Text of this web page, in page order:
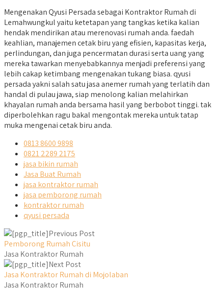
Mengenakan Qyusi Persada sebagai Kontraktor Rumah di
Lemahwungkul yaitu ketetapan yang tangkas ketika kalian
hendak mendirikan atau merenovasi rumah anda. faedah
keahlian, manajemen cetak biru yang efisien, kapasitas kerja,
perlindungan, dan juga pencermatan durasi serta uang yang
mereka tawarkan menyebabkannya menjadi preferensi yang
lebih cakap ketimbang mengenakan tukang biasa. qyusi
persada yakni salah satu jasa anemer rumah yang terlatih dan
handal di pulau jawa, siap menolong kalian melahirkan
khayalan rumah anda bersama hasil yang berbobot tinggi. tak
diperbolehkan ragu bakal mengontak mereka untuk tatap
muka mengenai cetak biru anda.
0813 8600 9898
0821 2289 2175
jasa bikin rumah
Jasa Buat Rumah
jasa kontraktor rumah
jasa pemborong rumah
kontraktor rumah
qyusi persada
Previous Post
Pemborong Rumah Cisitu
Jasa Kontraktor Rumah
Next Post
Jasa Kontraktor Rumah di Mojolaban
Jasa Kontraktor Rumah